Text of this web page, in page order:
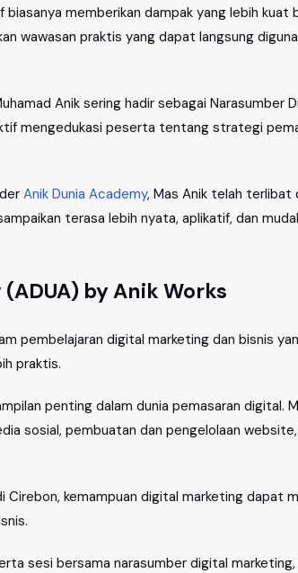
memberikan dampak yang lebih kuat
wawasan praktis yang dapat langsung
Anik sering hadir sebagai Narasumber
mengedukasi peserta tentang strategi
Anik Dunia Academy, Mas Anik telah terlibat
terasa lebih nyata, aplikatif, dan
by Anik Works
pembelajaran digital marketing dan bisnis
praktis.
penting dalam dunia pemasaran digital.
sosial, pembuatan dan pengelolaan
Cirebon, kemampuan digital marketing dapat
sesi bersama narasumber digital